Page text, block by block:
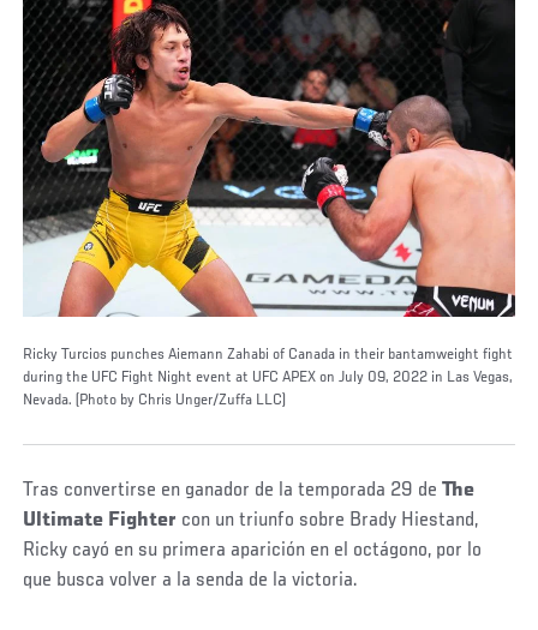
Ricky Turcios punches Aiemann Zahabi of Canada in their bantamweight fight
during the UFC Fight Night event at UFC APEX on July 09, 2022 in Las Vegas,
Nevada. (Photo by Chris Unger/Zuffa LLC)
Tras convertirse en ganador de la temporada 29 deThe
Ultimate Fighter con un triunfo sobre Brady Hiestand,
Ricky cayó en su primera aparición en el octágono, por lo
que busca volver a la senda de la victoria.